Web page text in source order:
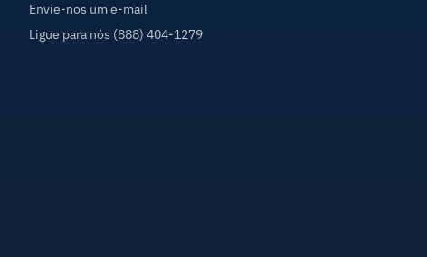
Envie-nos um e-mail
Ligue para nós (888) 404-1279